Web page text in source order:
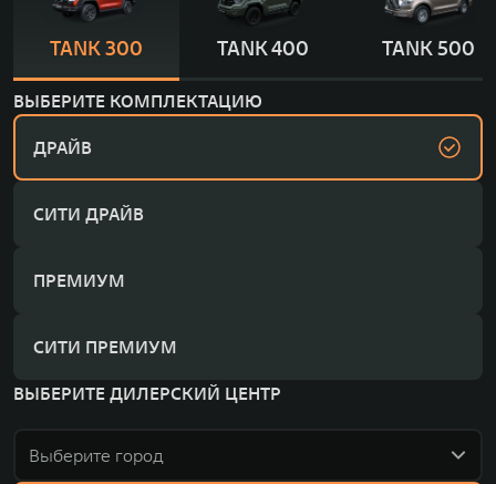
TANK 300 TANK 400 TANK 500
ВЫБЕРИТЕ КОМПЛЕКТАЦИЮ
ДРАЙВ
СИТИ ДРАЙВ
ПРЕМИУМ
СИТИ ПРЕМИУМ
ВЫБЕРИТЕ ДИЛЕРСКИЙ ЦЕНТР
Выберите город